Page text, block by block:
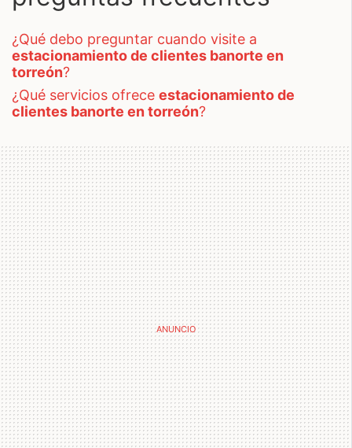
¿qué debo preguntar cuando visite a
estacionamiento de clientes banorte en
torreón?
¿qué servicios ofrece estacionamiento de
clientes banorte en torreón?